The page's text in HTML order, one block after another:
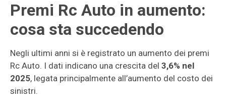
Premi Rc Auto in aumento:
cosa sta succedendo
Negli ultimi anni si è registrato un aumento dei premi
Rc Auto. I dati indicano una crescita del 3,6% nel
2025, legata principalmente all’aumento del costo dei
sinistri.